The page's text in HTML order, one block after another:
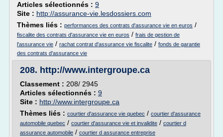
Articles sélectionnés : 9
Site : http://assurance-vie.lesdossiers.com
Thèmes liés : performances des contrats d'assurance vie en euros /
fiscalite des contrats d'assurance vie en euros / frais de gestion de
l'assurance vie / rachat contrat d'assurance vie fiscalite / fonds de garantie
des contrats d'assurance vie
208. http://www.intergroupe.ca
Classement : 208/ 2945
Articles sélectionnés : 9
Site : http://www.intergroupe.ca
Thèmes liés : courtier d'assurance vie quebec / courtier d'assurance
automobile quebec / courtier d'assurance vie et invalidite / courtier d
assurance automobile / courtier d assurance entreprise